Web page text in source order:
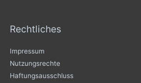
Rechtliches
Impressum
Nutzungsrechte
Haftungsausschluss